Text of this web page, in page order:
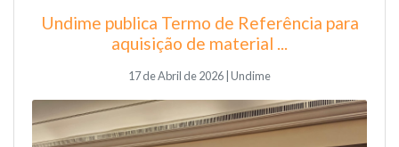
Undime publica Termo de Referência para
aquisição de material ...
17 de Abril de 2026 | Undime